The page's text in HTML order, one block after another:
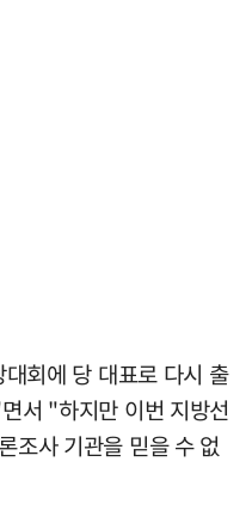
회에 당 대표로 다시 출
서 "하지만 이번 지방선
조사 기관을 믿을 수 없